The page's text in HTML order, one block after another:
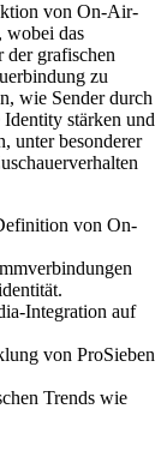
von On-Air-
wobei das
der grafischen
zu
wie Sender durch
stärken und
unter besonderer
von On-
Integration auf
von ProSieben
Trends wie